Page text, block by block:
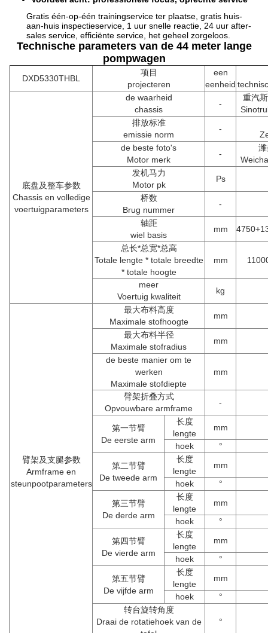
Gratis één-op-één trainingservice ter plaatse, gratis huis-
aan-huis inspectieservice, 1 uur snelle reactie, 24 uur after-
sales service, efficiënte service, het geheel zorgeloos.
Technische parameters van de 44 meter lange
pompwagen
DXD5330THBL
项目
projecteren
een
eenheid
底盘及整车参数
Chassis en volledige
voertuigparameters
de waarheid
chassis
-
重汽
排放标准
emissie norm
-
de beste foto's
Motor merk
-
发机马力
Motor pk
Ps
桥数
Brug nummer
-
轴距
wiel basis
mm
总长*总宽*总高
Totale lengte * totale breedte
* totale hoogte
mm
meer
Voertuig kwaliteit
kg
臂架及支腿参数
Armframe en
steunpootparameters
最大布料高度
Maximale stofhoogte
mm
最大布料半径
Maximale stofradius
mm
de beste manier om te
werken
Maximale stofdiepte
mm
臂架折叠方式
Opvouwbare armframe
-
第一节臂
De eerste arm
长度
lengte
mm
hoek
°
第二节臂
De tweede arm
长度
lengte
mm
hoek
°
第三节臂
De derde arm
长度
lengte
mm
hoek
°
第四节臂
De vierde arm
长度
lengte
mm
hoek
°
第五节臂
De vijfde arm
长度
lengte
mm
hoek
°
转台旋转角度
Draai de rotatiehoek van de
°